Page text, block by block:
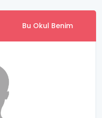
Bu Okul Benim